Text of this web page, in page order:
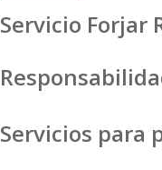
Servicio Forjar
Servicios para